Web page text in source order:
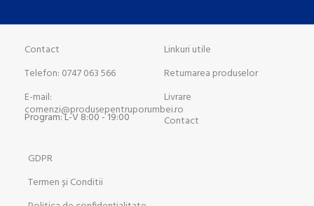
Contact
Telefon: 0747 063 566
E-mail:
comenzi@produsepentruporumbei.ro
Program: L-V 8:00 - 19:00
Linkuri utile
Returnarea produselor
Livrare
Contact
GDPR
Termen și Conditii